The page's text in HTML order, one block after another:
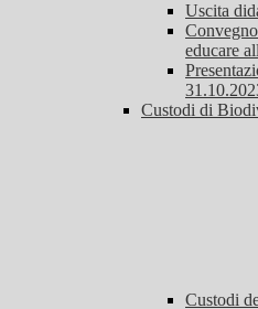
Uscita
educare
Custodi di
Custodi